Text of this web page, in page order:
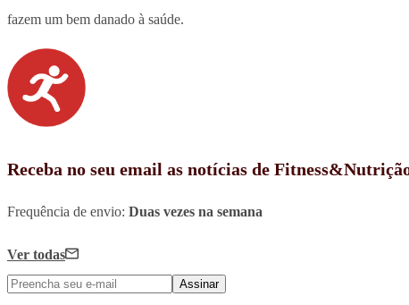
fazem um bem danado à saúde.
Receba no seu email as notícias de
Frequência de envio: Duas vezes na semana
Ver todas
Assinar